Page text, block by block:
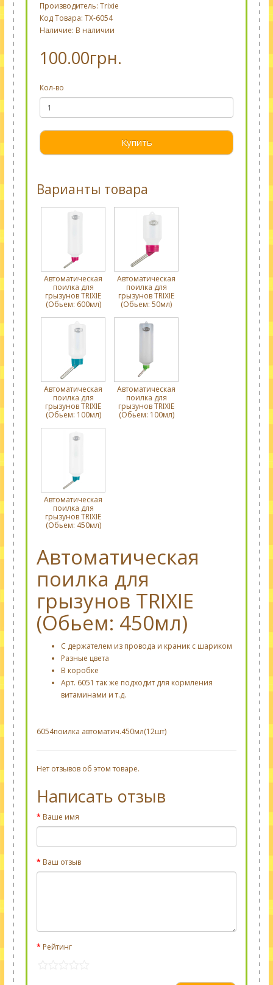
Производитель: Trixie
Код Товара: TX-6054
Наличие: В наличии
100.00грн.
Кол-во
Купить
Варианты товара
Автоматическая
поилка для
грызунов TRIXIE
(Обьем: 600мл)
Автоматическая
поилка для
грызунов TRIXIE
(Обьем: 50мл)
Автоматическая
поилка для
грызунов TRIXIE
(Обьем: 100мл)
Автоматическая
поилка для
грызунов TRIXIE
(Обьем: 100мл)
Автоматическая
поилка для
грызунов TRIXIE
(Обьем: 450мл)
Автоматическая
поилка для
грызунов TRIXIE
(Обьем: 450мл)
C держателем из провода и краник с шариком
Разные цвета
В коробке
Арт. 6051 так же подходит для кормления
витаминами и т.д.
6054поилка автоматич.450мл(12шт)
Нет отзывов об этом товаре.
Написать отзыв
Ваше имя
Ваш отзыв
Рейтинг